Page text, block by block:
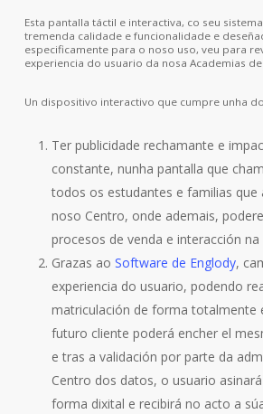
Esta pantalla táctil e interactiva, co seu
tremenda calidade e funcionalidade e
especificamente para o noso uso, veu para
experiencia do usuario da nosa Academias de
Un dispositivo interactivo que cumpre unha
Ter publicidade rechamante e
constante, nunha pantalla que
todos os estudantes e familias que
noso Centro, onde ademais,
procesos de venda e interacción na
Grazas ao Software de Englody,
experiencia do usuario, podendo
matriculación de forma totalmente
futuro cliente poderá encher el
e tras a validación por parte da
Centro dos datos, o usuario
forma dixital e recibirá no acto a